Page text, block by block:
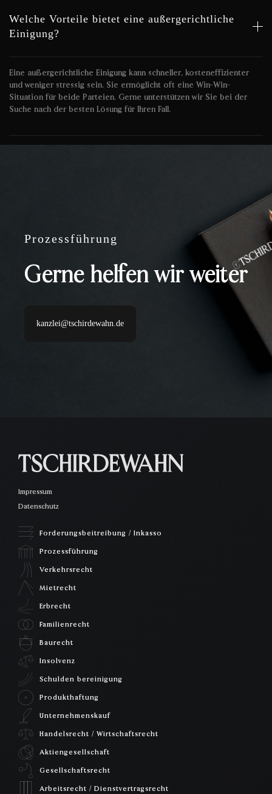
Welche Vorteile bietet eine außergerichtliche
Einigung?
Eine außergerichtliche Einigung kann schneller, kosteneffizienter
und weniger stressig sein. Sie ermöglicht oft eine Win-Win-
Situation für beide Parteien. Gerne unterstützen wir Sie bei der
Suche nach der besten Lösung für Ihren Fall.
Prozessführung
Gerne helfen wir weiter
kanzlei@tschirdewahn.de
Impressum
Datenschutz
Forderungsbeitreibung / Inkasso
Prozessführung
Verkehrsrecht
Mietrecht
Erbrecht
Familienrecht
Baurecht
Insolvenz
Schulden bereinigung
Produkthaftung
Unternehmenskauf
Handelsrecht / Wirtschaftsrecht
Aktiengesellschaft
Gesellschaftsrecht
Arbeitsrecht / Dienstvertragsrecht